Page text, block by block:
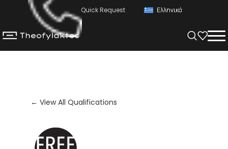
Quick Request Ελληνικά
← View All Qualifications